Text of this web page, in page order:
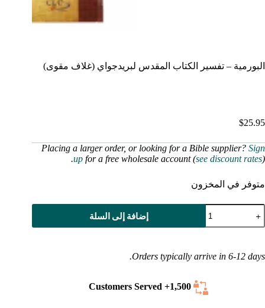
البورمية – تفسير الكتاب المقدس لبريدجواي (غلاف مقوى)
$25.95
Placing a larger order, or looking for a Bible supplier? Sign
up for a free wholesale account (see discount rates).
متوفر في المخزون
كمية
البورمية
-
الكتاب
المقدس
إضافة إلى السلة
Orders typically arrive in 6-12 days.
1,500+ Customers
Served